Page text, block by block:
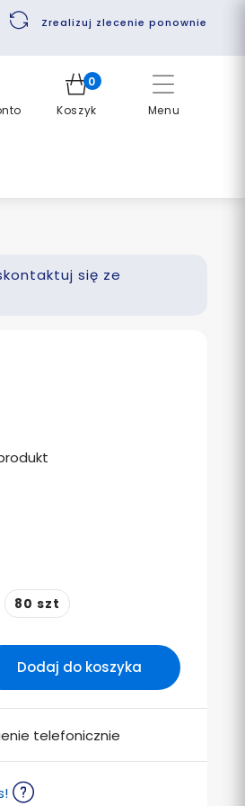
Zrealizuj zlecenie ponownie
Menu
0
Koszyk
się ze
80 szt
Dodaj do koszyka
telefonicznie